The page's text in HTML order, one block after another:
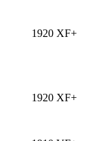
1920 XF+
1920 XF+